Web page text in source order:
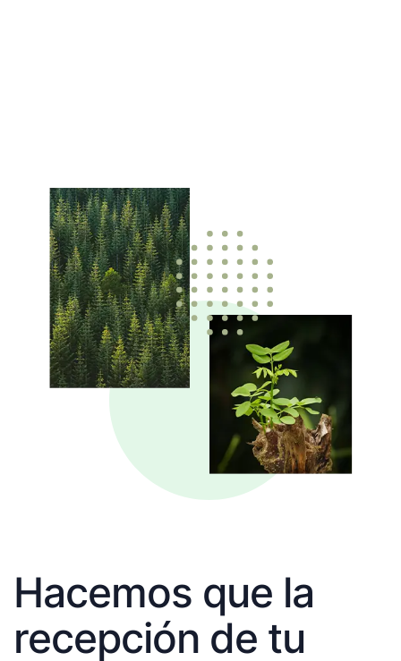
Hacemos que la
recepción de tu